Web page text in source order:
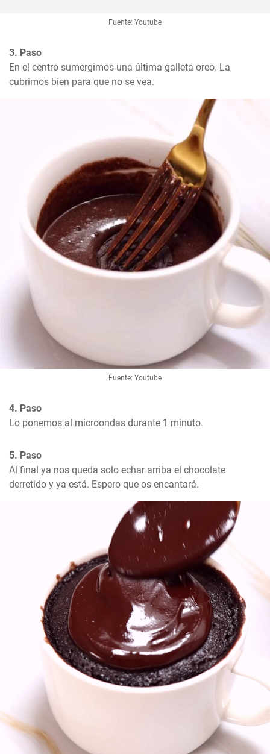
Fuente: Youtube
3. Paso
En el centro sumergimos una última galleta oreo. La
cubrimos bien para que no se vea.
Fuente: Youtube
4. Paso
Lo ponemos al microondas durante 1 minuto.
5. Paso
Al final ya nos queda solo echar arriba el chocolate
derretido y ya está. Espero que os encantará.